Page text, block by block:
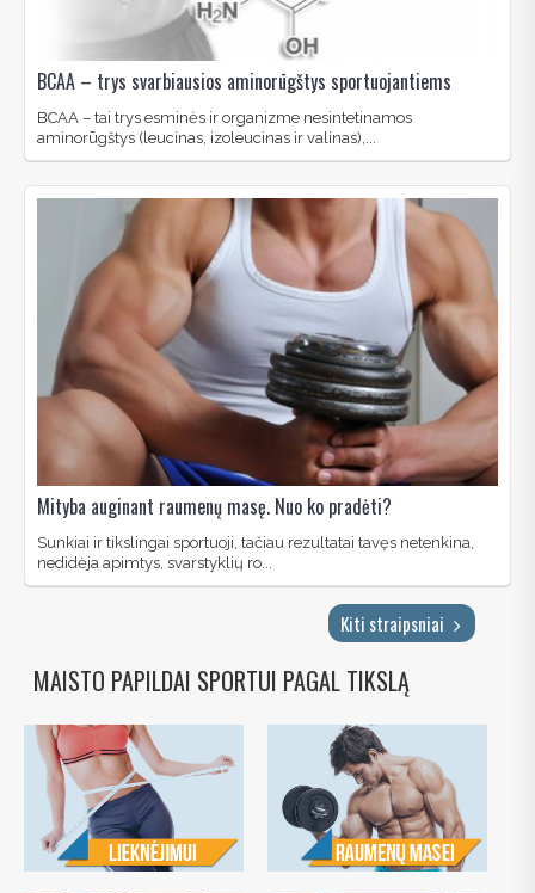
BCAA – trys svarbiausios aminorūgštys sportuojantiems
BCAA – tai trys esminės ir organizme nesintetinamos
aminorūgštys (leucinas, izoleucinas ir valinas),...
Mityba auginant raumenų masę. Nuo ko pradėti?
Sunkiai ir tikslingai sportuoji, tačiau rezultatai tavęs netenkina,
nedidėja apimtys, svarstyklių ro...
Kiti straipsniai
MAISTO PAPILDAI SPORTUI PAGAL TIKSLĄ